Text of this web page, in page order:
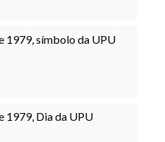
1979, símbolo da UPU
1979, Dia da UPU